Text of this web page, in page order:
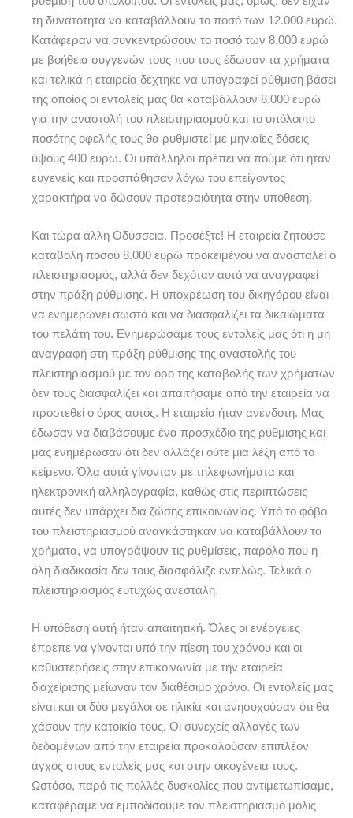
τη δυνατότητα να καταβάλλουν το ποσό των 12.000 ευρώ.
Κατάφεραν να συγκεντρώσουν το ποσό των 8.000 ευρώ
με βοήθεια συγγενών τους που τους έδωσαν τα χρήματα
και τελικά η εταιρεία δέχτηκε να υπογραφεί ρύθμιση βάσει
της οποίας οι εντολείς μας θα καταβάλλουν 8.000 ευρώ
για την αναστολή του πλειστηριασμού και το υπόλοιπο
ποσότης οφελής τους θα ρυθμιστεί με μηνιαίες δόσεις
ύψους 400 ευρώ. Οι υπάλληλοι πρέπει να πούμε ότι ήταν
ευγενείς και προσπάθησαν λόγω του επείγοντος
χαρακτήρα να δώσουν προτεραιότητα στην υπόθεση.
Και τώρα άλλη Οδύσσεια. Προσέξτε! Η εταιρεία ζητούσε
καταβολή ποσού 8.000 ευρώ προκειμένου να ανασταλεί ο
πλειστηριασμός, αλλά δεν δεχόταν αυτό να αναγραφεί
στην πράξη ρύθμισης. Η υποχρέωση του δικηγόρου είναι
να ενημερώνει σωστά και να διασφαλίζει τα δικαιώματα
του πελάτη του. Ενημερώσαμε τους εντολείς μας ότι η μη
αναγραφή στη πράξη ρύθμισης της αναστολής του
πλειστηριασμού με τον όρο της καταβολής των χρήματων
δεν τους διασφαλίζει και απαιτήσαμε από την εταιρεία να
προστεθεί ο όρος αυτός. Η εταιρεία ήταν ανένδοτη. Μας
έδωσαν να διαβάσουμε ένα προσχέδιο της ρύθμισης και
μας ενημέρωσαν ότι δεν αλλάζει ούτε μια λέξη από το
κείμενο. Όλα αυτά γίνονταν με τηλεφωνήματα και
ηλεκτρονική αλληλογραφία, καθώς στις περιπτώσεις
αυτές δεν υπάρχει δια ζώσης επικοινωνίας. Υπό το φόβο
του πλειστηριασμού αναγκάστηκαν να καταβάλλουν τα
χρήματα, να υπογράψουν τις ρυθμίσεις, παρόλο που η
όλη διαδικασία δεν τους διασφάλιζε εντελώς. Τελικά ο
πλειστηριασμός ευτυχώς ανεστάλη.
Η υπόθεση αυτή ήταν απαιτητική. Όλες οι ενέργειες
έπρεπε να γίνονται υπό την πίεση του χρόνου και οι
καθυστερήσεις στην επικοινωνία με την εταιρεία
διαχείρισης μείωναν τον διαθέσιμο χρόνο. Οι εντολείς μας
είναι και οι δύο μεγάλοι σε ηλικία και ανησυχούσαν ότι θα
χάσουν την κατοικία τους. Οι συνεχείς αλλαγές των
δεδομένων από την εταιρεία προκαλούσαν επιπλέον
άγχος στους εντολείς μας και στην οικογένεια τους.
Ωστόσο, παρά τις πολλές δυσκολίες που αντιμετωπίσαμε,
καταφέραμε να εμποδίσουμε τον πλειστηριασμό μόλις